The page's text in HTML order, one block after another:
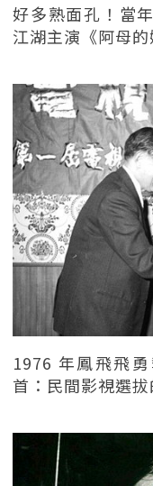
好多熟面孔！當
江湖主演《阿母的
1976 年鳳飛飛
首：民間影視選